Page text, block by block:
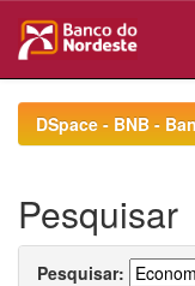
navigationDSpace - BNB -
Pesquisar
Pesquisar: